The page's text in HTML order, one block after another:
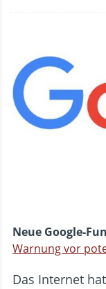
Neue Google-
Warnung vor
Das Internet